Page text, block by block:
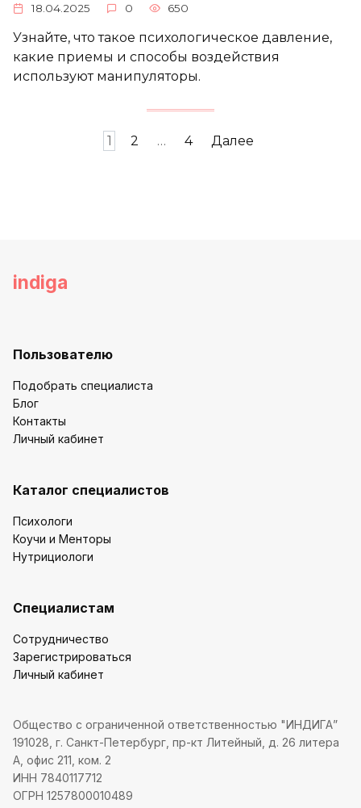
18.04.2025 0 650
Узнайте, что такое психологическое давление,
какие приемы и способы воздействия
используют манипуляторы.
1 2 … 4 Далее
indiga
Пользователю
Подобрать специалиста
Блог
Контакты
Личный кабинет
Каталог специалистов
Психологи
Коучи и Менторы
Нутрициологи
Специалистам
Сотрудничество
Зарегистрироваться
Личный кабинет
Общество с ограниченной ответственностью "ИНДИГА”
191028, г. Санкт-Петербург, пр-кт Литейный, д. 26 литера
А, офис 211, ком. 2
ИНН 7840117712
ОГРН 1257800010489